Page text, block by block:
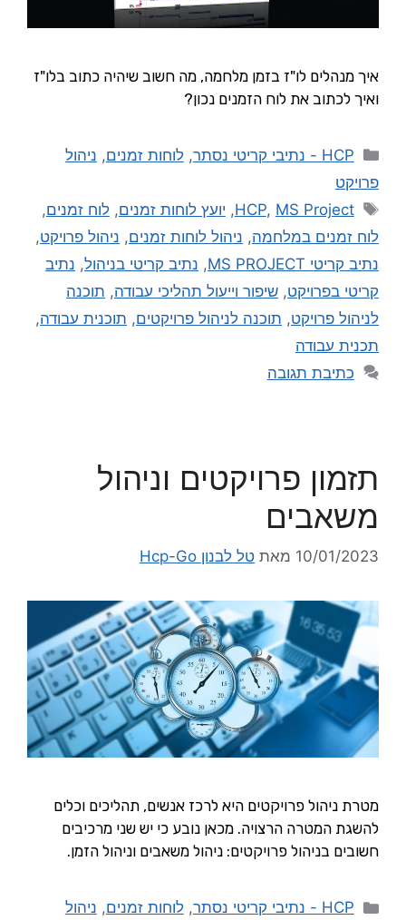
איך מנהלים לו"ז בזמן מלחמה, מה חשוב שיהיה כתוב בלו"ז
ואיך לכתוב את לוח הזמנים נכון?
HCP - נתיבי קריטי נסתר ,לוחות זמנים, ניהול
פרויקט
HCP, MS Project
, יועץ לוחות זמנים,לוח זמנים,
לוח זמנים במלחמה, ניהול לוחות זמנים, ניהול פרויקט,
נתיב קריטי MS PROJECT
, נתיב קריטי בניהול, נתיב
קריטי בפרויקט, שיפור וייעול תהליכי עבודה, תוכנה
לניהול פרויקט, תוכנה לניהול פרויקטים, תוכנית עבודה,
תכנית עבודה
כתיבת תגובה
תזמון פרויקטים וניהול
משאבים
10/01/2023 מאת טל לבנון Hcp-Go
מטרת ניהול פרויקטים היא לרכז אנשים, תהליכים וכלים
להשגת המטרה הרצויה. מכאן נובע כי יש שני מרכיבים
חשובים בניהול פרויקטים: ניהול משאבים וניהול הזמן.
HCP - נתיבי קריטי נסתר ,לוחות זמנים, ניהול